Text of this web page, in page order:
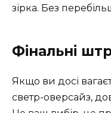
зірка. Без
Фінальні
Якщо ви досі
светр-оверсайз,